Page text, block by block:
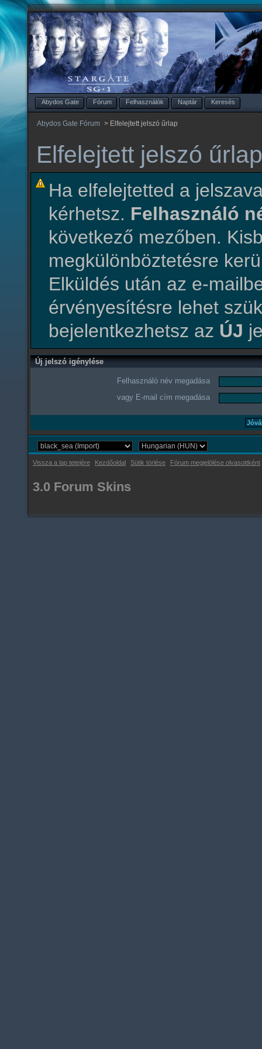
Abydos Gate Fórum Felhasználók Naptár Keresés
Abydos Gate Fórum > Elfelejtett jelszó űrlap
Elfelejtett jelszó űrlap
Ha elfelejtetted a
kérhetsz. Felhasználó
következő mezőben.
megkülönböztetésre
Elküldés után az e-
érvényesítésre lehet
bejelentkezhetsz az ÚJ
Új jelszó igénylése
Felhasználó név megadása
vagy E-mail cím megadása
Vissza a lap tetejére Kezdőoldal Sütik törlése Fórum megjelölése olvasottként
3.0 Forum Skins